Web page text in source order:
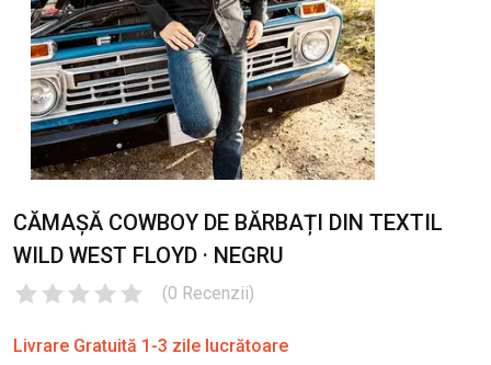
CĂMAȘĂ COWBOY DE BĂRBAȚI DIN TEXTIL
WILD WEST FLOYD · NEGRU
(0 Recenzii)
Livrare Gratuită 1-3 zile lucrătoare